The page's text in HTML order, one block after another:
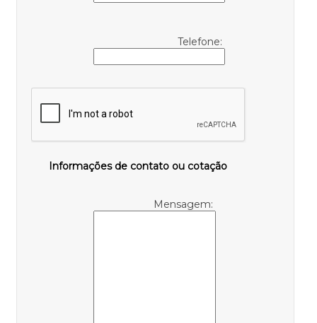
Telefone:
Informações de contato ou cotação
Mensagem: